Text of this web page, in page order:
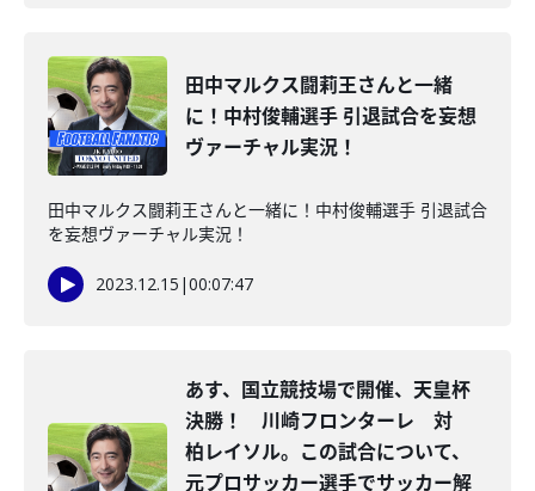
田中マルクス闘莉王さんと一緒
に！中村俊輔選手 引退試合を妄想
ヴァーチャル実況！
田中マルクス闘莉王さんと一緒に！中村俊輔選手 引退試合
を妄想ヴァーチャル実況！
2023.12.15 |00:07:47
あす、国立競技場で開催、天皇杯
決勝！ 川崎フロンターレ 対
柏レイソル。この試合について、
元プロサッカー選手でサッカー解